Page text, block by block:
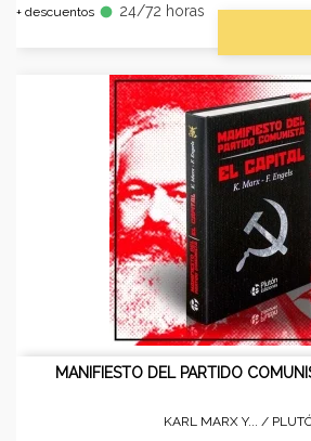
+ descuentos fiber_manual_record 24/72 horas
MANIFIESTO DEL PARTIDO
KARL MARX Y... /